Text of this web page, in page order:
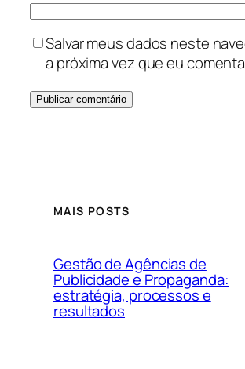
Salvar meus dados neste
a próxima vez que eu
MAIS POSTS
Gestão de Agências de
Publicidade e Propaganda:
estratégia, processos e
resultados